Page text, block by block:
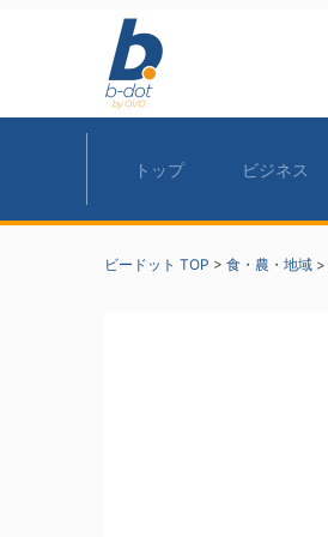
トップ ビジネス
ビードット TOP > 食・農・地域 >